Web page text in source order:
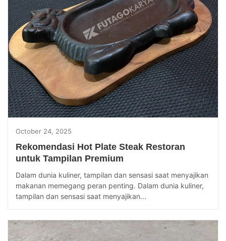
October 24, 2025
Rekomendasi Hot Plate Steak Restoran
untuk Tampilan Premium
Dalam dunia kuliner, tampilan dan sensasi saat menyajikan
makanan memegang peran penting. Dalam dunia kuliner,
tampilan dan sensasi saat menyajikan...